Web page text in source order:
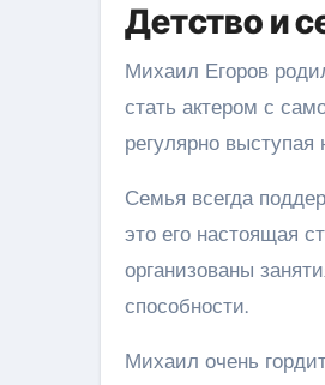
Детство и
Михаил Егоров
стать актером с
регулярно
Семья всегда
это его настоящая
организованы
способности.
Михаил очень